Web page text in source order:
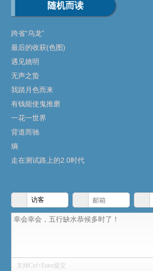
随机而读
跨省“乌龙”
最后的收获(色图)
遇见姚明
无声之蛰
我踏月色而来
有钱能使鬼推磨
一花一世界
背道而驰
熵
走在测试路上的2.0时代
支持Ctrl+Enter提交